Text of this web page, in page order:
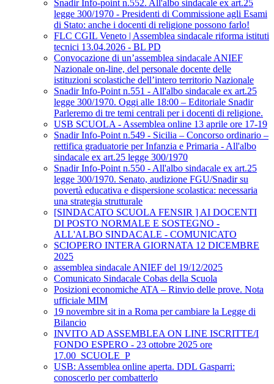
Snadir Info-point n.552. All'albo sindacale ex art.25
legge 300/1970 - Presidenti di Commissione agli Esami
di Stato: anche i docenti di religione possono farlo!
FLC CGIL Veneto | Assemblea sindacale riforma istituti
tecnici 13.04.2026 - BL PD
Convocazione di un’assemblea sindacale ANIEF
Nazionale on-line, del personale docente delle
istituzioni scolastiche dell’intero territorio Nazionale
Snadir Info-Point n.551 - All'albo sindacale ex art.25
legge 300/1970. Oggi alle 18:00 – Editoriale Snadir
Parleremo di tre temi centrali per i docenti di religione.
USB SCUOLA - Assemblea online 13 aprile ore 17-19
Snadir Info-Point n.549 - Sicilia – Concorso ordinario –
rettifica graduatorie per Infanzia e Primaria - All'albo
sindacale ex art.25 legge 300/1970
Snadir Info-Point n.550 - All'albo sindacale ex art.25
legge 300/1970. Senato, audizione FGU/Snadir su
povertà educativa e dispersione scolastica: necessaria
una strategia strutturale
[SINDACATO SCUOLA FENSIR ] AI DOCENTI
DI POSTO NORMALE E SOSTEGNO -
ALL'ALBO SINDACALE - COMUNICATO
SCIOPERO INTERA GIORNATA 12 DICEMBRE
2025
assemblea sindacale ANIEF del 19/12/2025
Comunicato Sindacale Cobas della Scuola
Posizioni economiche ATA – Rinvio delle prove. Nota
ufficiale MIM
19 novembre sit in a Roma per cambiare la Legge di
Bilancio
INVITO AD ASSEMBLEA ON LINE ISCRITTE/I
FONDO ESPERO - 23 ottobre 2025 ore
17.00_SCUOLE_P
USB: Assemblea online aperta. DDL Gasparri:
conoscerlo per combatterlo